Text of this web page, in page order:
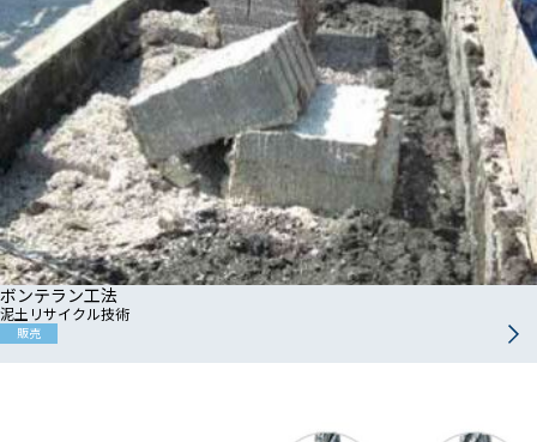
ボンテラン工法
泥土リサイクル技術
販売